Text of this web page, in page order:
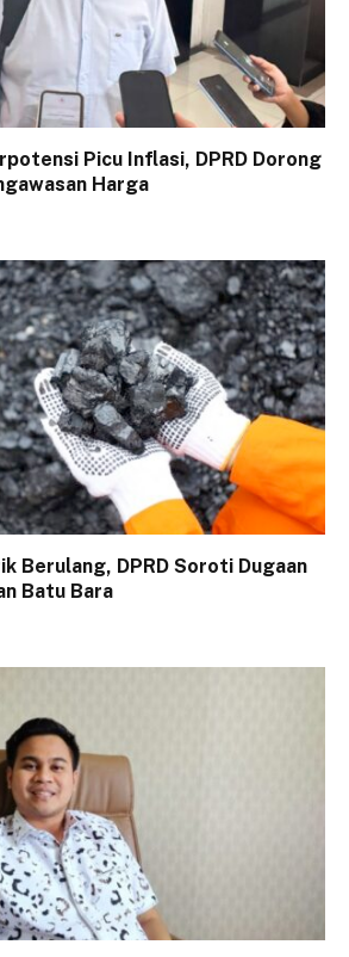
Picu Inflasi, DPRD Dorong
Harga
Berulang, DPRD Soroti Dugaan
Batu Bara